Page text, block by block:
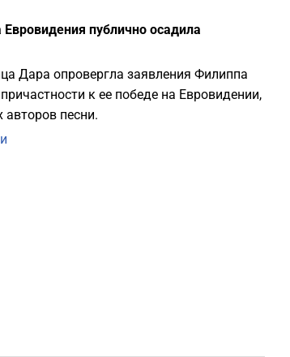
публично осадила
Дара опровергла заявления Филиппа
к ее победе на Евровидении,
авторов песни.